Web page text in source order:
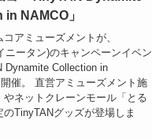
NAMCO」
アミューズメントが、
ニータン)のキャンペーンイベン
Dynamite Collection in
催。 直営アミューズメント施
やネットクレーンモール「とる
のTinyTANグッズが登場しま